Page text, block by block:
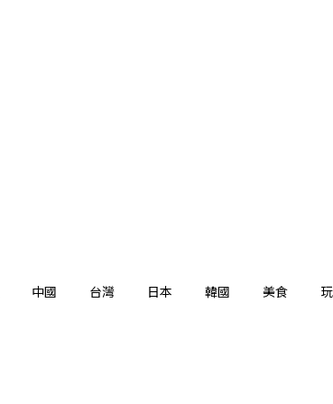
中國 台灣 日本 韓國 美食